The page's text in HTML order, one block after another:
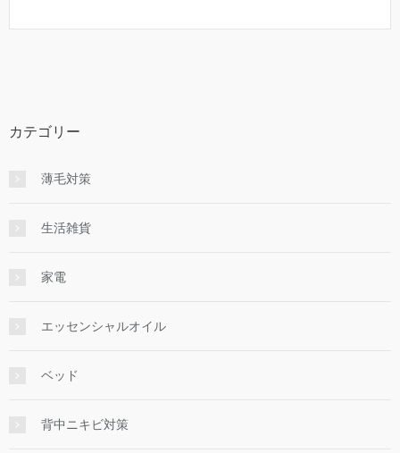
カテゴリー
薄毛対策
生活雑貨
家電
エッセンシャルオイル
ベッド
背中ニキビ対策